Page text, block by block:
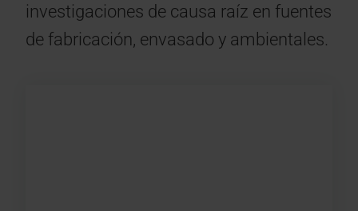
investigaciones de causa raíz en fuentes
de fabricación, envasado y ambientales.